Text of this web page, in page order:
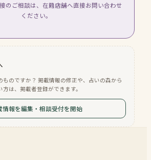
のご相談は、在籍店舗へ直接お問い合わせ
ください。
ものですか？ 掲載情報の修正や、占いの森から
は、掲載者登録ができます。
情報を編集・相談受付を開始